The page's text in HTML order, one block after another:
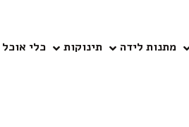
מתנות לידה תינוקות כלי אוכל